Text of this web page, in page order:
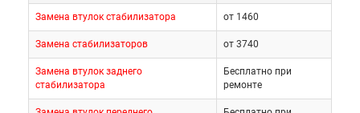
Замена втулок стабилизатора от 1460
Замена стабилизаторов от 3740
Замена втулок заднего
стабилизатора
Бесплатно при
ремонте